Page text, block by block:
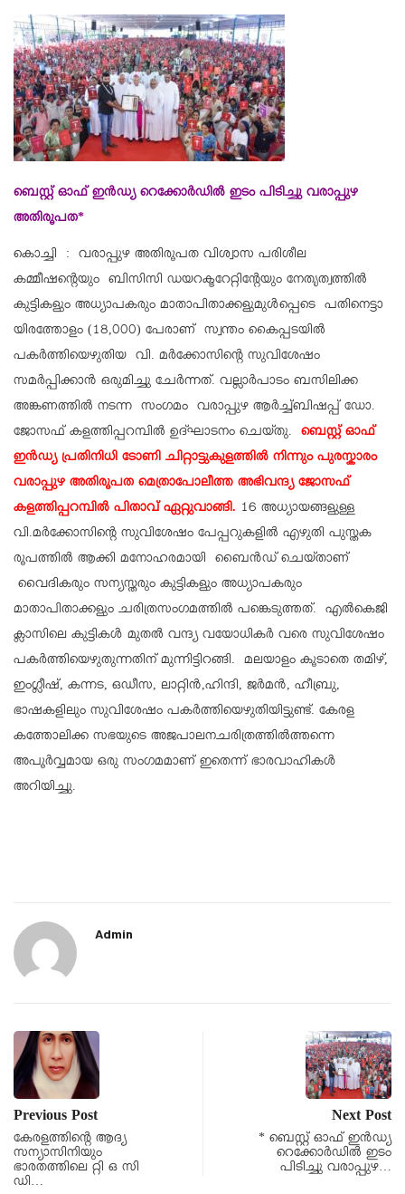
ബെസ്റ്റ് ഓഫ് ഇൻഡ്യ റെക്കോർഡിൽ ഇടം പിടിച്ചു വരാപ്പുഴ
അതിരൂപത*
കൊച്ചി : വരാപ്പുഴ അതിരൂപത വിശ്വാസ പരിശീല
കമ്മീഷന്റെയും ബിസിസി ഡയറക്ടറേറ്റിൻ്റേയും നേതൃത്വത്തിൽ
കുട്ടികളും അധ്യാപകരും മാതാപിതാക്കളുമുൾപ്പെടെ പതിനെട്ടാ
യിരത്തോളം (18,000) പേരാണ് സ്വന്തം കൈപ്പടയിൽ
പകർത്തിയെഴുതിയ വി. മർക്കോസിൻ്റെ സുവിശേഷം
സമർപ്പിക്കാൻ ഒരുമിച്ചു ചേർന്നത്. വല്ലാർപാടം ബസിലിക്ക
അങ്കണത്തിൽ നടന്ന സംഗമം വരാപ്പുഴ ആർച്ച്ബിഷപ്പ് ഡോ.
ജോസഫ് കളത്തിപ്പറമ്പിൽ ഉദ്ഘാടനം ചെയ്തു. ബെസ്റ്റ് ഓഫ്
ഇൻഡ്യ പ്രതിനിധി ടോണി ചിറ്റാട്ടുകുളത്തിൽ നിന്നും പുരസ്കാരം
വരാപ്പുഴ അതിരൂപത മെത്രാപോലീത്ത അഭിവന്ദ്യ ജോസഫ്
കളത്തിപ്പറമ്പിൽ പിതാവ് ഏറ്റുവാങ്ങി. 16 അധ്യായങ്ങളുള്ള
വി.മർക്കോസിൻ്റെ സുവിശേഷം പേപ്പറുകളിൽ എഴുതി പുസ്തക
രൂപത്തിൽ ആക്കി മനോഹരമായി ബൈൻഡ് ചെയ്താണ്
വൈദികരും സന്യസ്തരും കുട്ടികളും അധ്യാപകരും
മാതാപിതാക്കളും ചരിത്രസംഗമത്തിൽ പങ്കെടുത്തത്. എൽകെജി
ക്ലാസിലെ കുട്ടികൾ മുതൽ വന്ദ്യ വയോധികർ വരെ സുവിശേഷം
പകർത്തിയെഴുതുന്നതിന് മുന്നിട്ടിറങ്ങി. മലയാളം കൂടാതെ തമിഴ്,
ഇംഗ്ലീഷ്, കന്നട, ഒഡീസ, ലാറ്റിൻ,ഹിന്ദി, ജർമൻ, ഹീബ്രു,
ഭാഷകളിലും സുവിശേഷം പകർത്തിയെഴുതിയിട്ടുണ്ട്. കേരള
കത്തോലിക്ക സഭയുടെ അജപാലനചരിത്രത്തിൽത്തന്നെ
അപൂർവ്വമായ ഒരു സംഗമമാണ് ഇതെന്ന് ഭാരവാഹികൾ
അറിയിച്ചു.
Admin
Previous Post
കേരളത്തിൻ്റെ ആദ്യ
സന്യാസിനിയും
ഭാരതത്തിലെ റ്റി ഒ സി
ഡി…
Next Post
* ബെസ്റ്റ് ഓഫ് ഇൻഡ്യ
റെക്കോർഡിൽ ഇടം
പിടിച്ചു വരാപ്പുഴ…